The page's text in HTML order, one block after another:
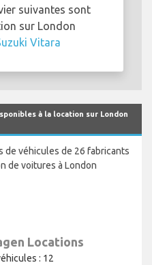
suivantes sont
sur London
Vitara
à la location sur London
de véhicules de 26 fabricants
de voitures à London
Locations
: 12